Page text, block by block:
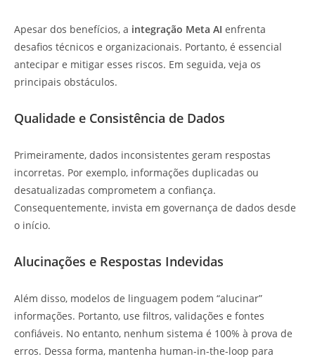
Apesar dos benefícios, a integração Meta AI enfrenta
desafios técnicos e organizacionais. Portanto, é essencial
antecipar e mitigar esses riscos. Em seguida, veja os
principais obstáculos.
Qualidade e Consistência de Dados
Primeiramente, dados inconsistentes geram respostas
incorretas. Por exemplo, informações duplicadas ou
desatualizadas comprometem a confiança.
Consequentemente, invista em governança de dados desde
o início.
Alucinações e Respostas Indevidas
Além disso, modelos de linguagem podem “alucinar”
informações. Portanto, use filtros, validações e fontes
confiáveis. No entanto, nenhum sistema é 100% à prova de
erros. Dessa forma, mantenha human-in-the-loop para